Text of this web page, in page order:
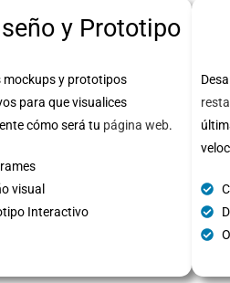
y Prototipo
mockups y prototipos
para que visualices
cómo será tu página web.
visual
Interactivo